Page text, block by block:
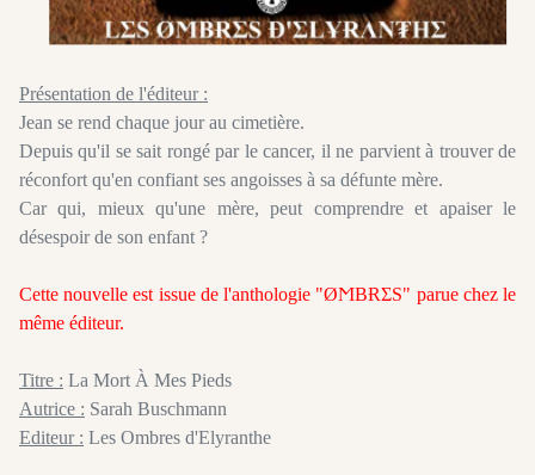
Présentation de l'éditeur :
Jean se rend chaque jour au cimetière.
Depuis qu'il se sait rongé par le cancer, il ne parvient à trouver de
réconfort qu'en confiant ses angoisses à sa défunte mère.
Car qui, mieux qu'une mère, peut comprendre et apaiser le
désespoir de son enfant ?
Cette nouvelle est issue de l'anthologie "ØϺBɌΣS" parue chez le
même éditeur.
Titre : La Mort À Mes Pieds
Autrice : Sarah Buschmann
Editeur : Les Ombres d'Elyranthe